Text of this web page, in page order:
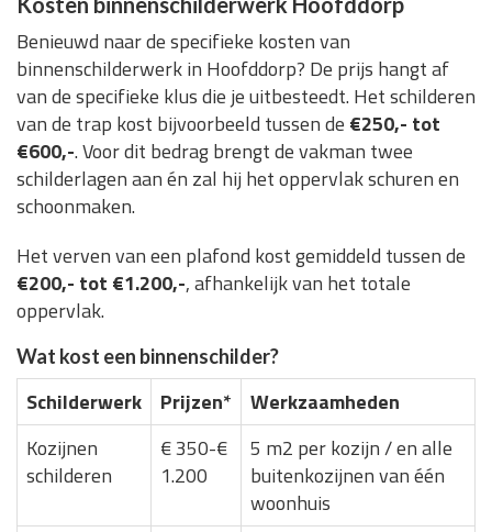
Benieuwd naar de specifieke kosten van
binnenschilderwerk in Hoofddorp? De prijs hangt af
van de specifieke klus die je uitbesteedt. Het schilderen
van de trap kost bijvoorbeeld tussen de €250,- tot
€600,-. Voor dit bedrag brengt de vakman twee
schilderlagen aan én zal hij het oppervlak schuren en
schoonmaken.
Het verven van een plafond kost gemiddeld tussen de
€200,- tot €1.200,-, afhankelijk van het totale
oppervlak.
Wat kost een binnenschilder?
Schilderwerk Prijzen*
Werkzaamheden
Kozijnen
schilderen
€ 350-€
1.200
5 m2 per kozijn / en alle
buitenkozijnen van één
woonhuis